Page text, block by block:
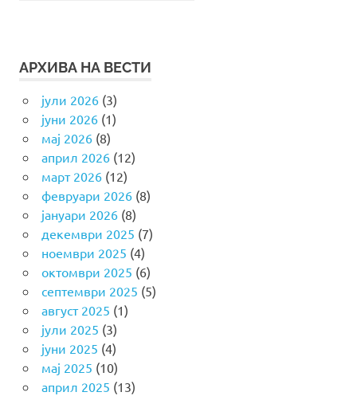
АРХИВА НА ВЕСТИ
јули 2026(3)
јуни 2026(1)
мај 2026(8)
април 2026(12)
март 2026(12)
февруари 2026(8)
јануари 2026(8)
декември 2025 (7)
ноември 2025 (4)
октомври 2025 (6)
септември 2025 (5)
август 2025 (1)
јули 2025 (3)
јуни 2025 (4)
мај 2025 (10)
април 2025 (13)